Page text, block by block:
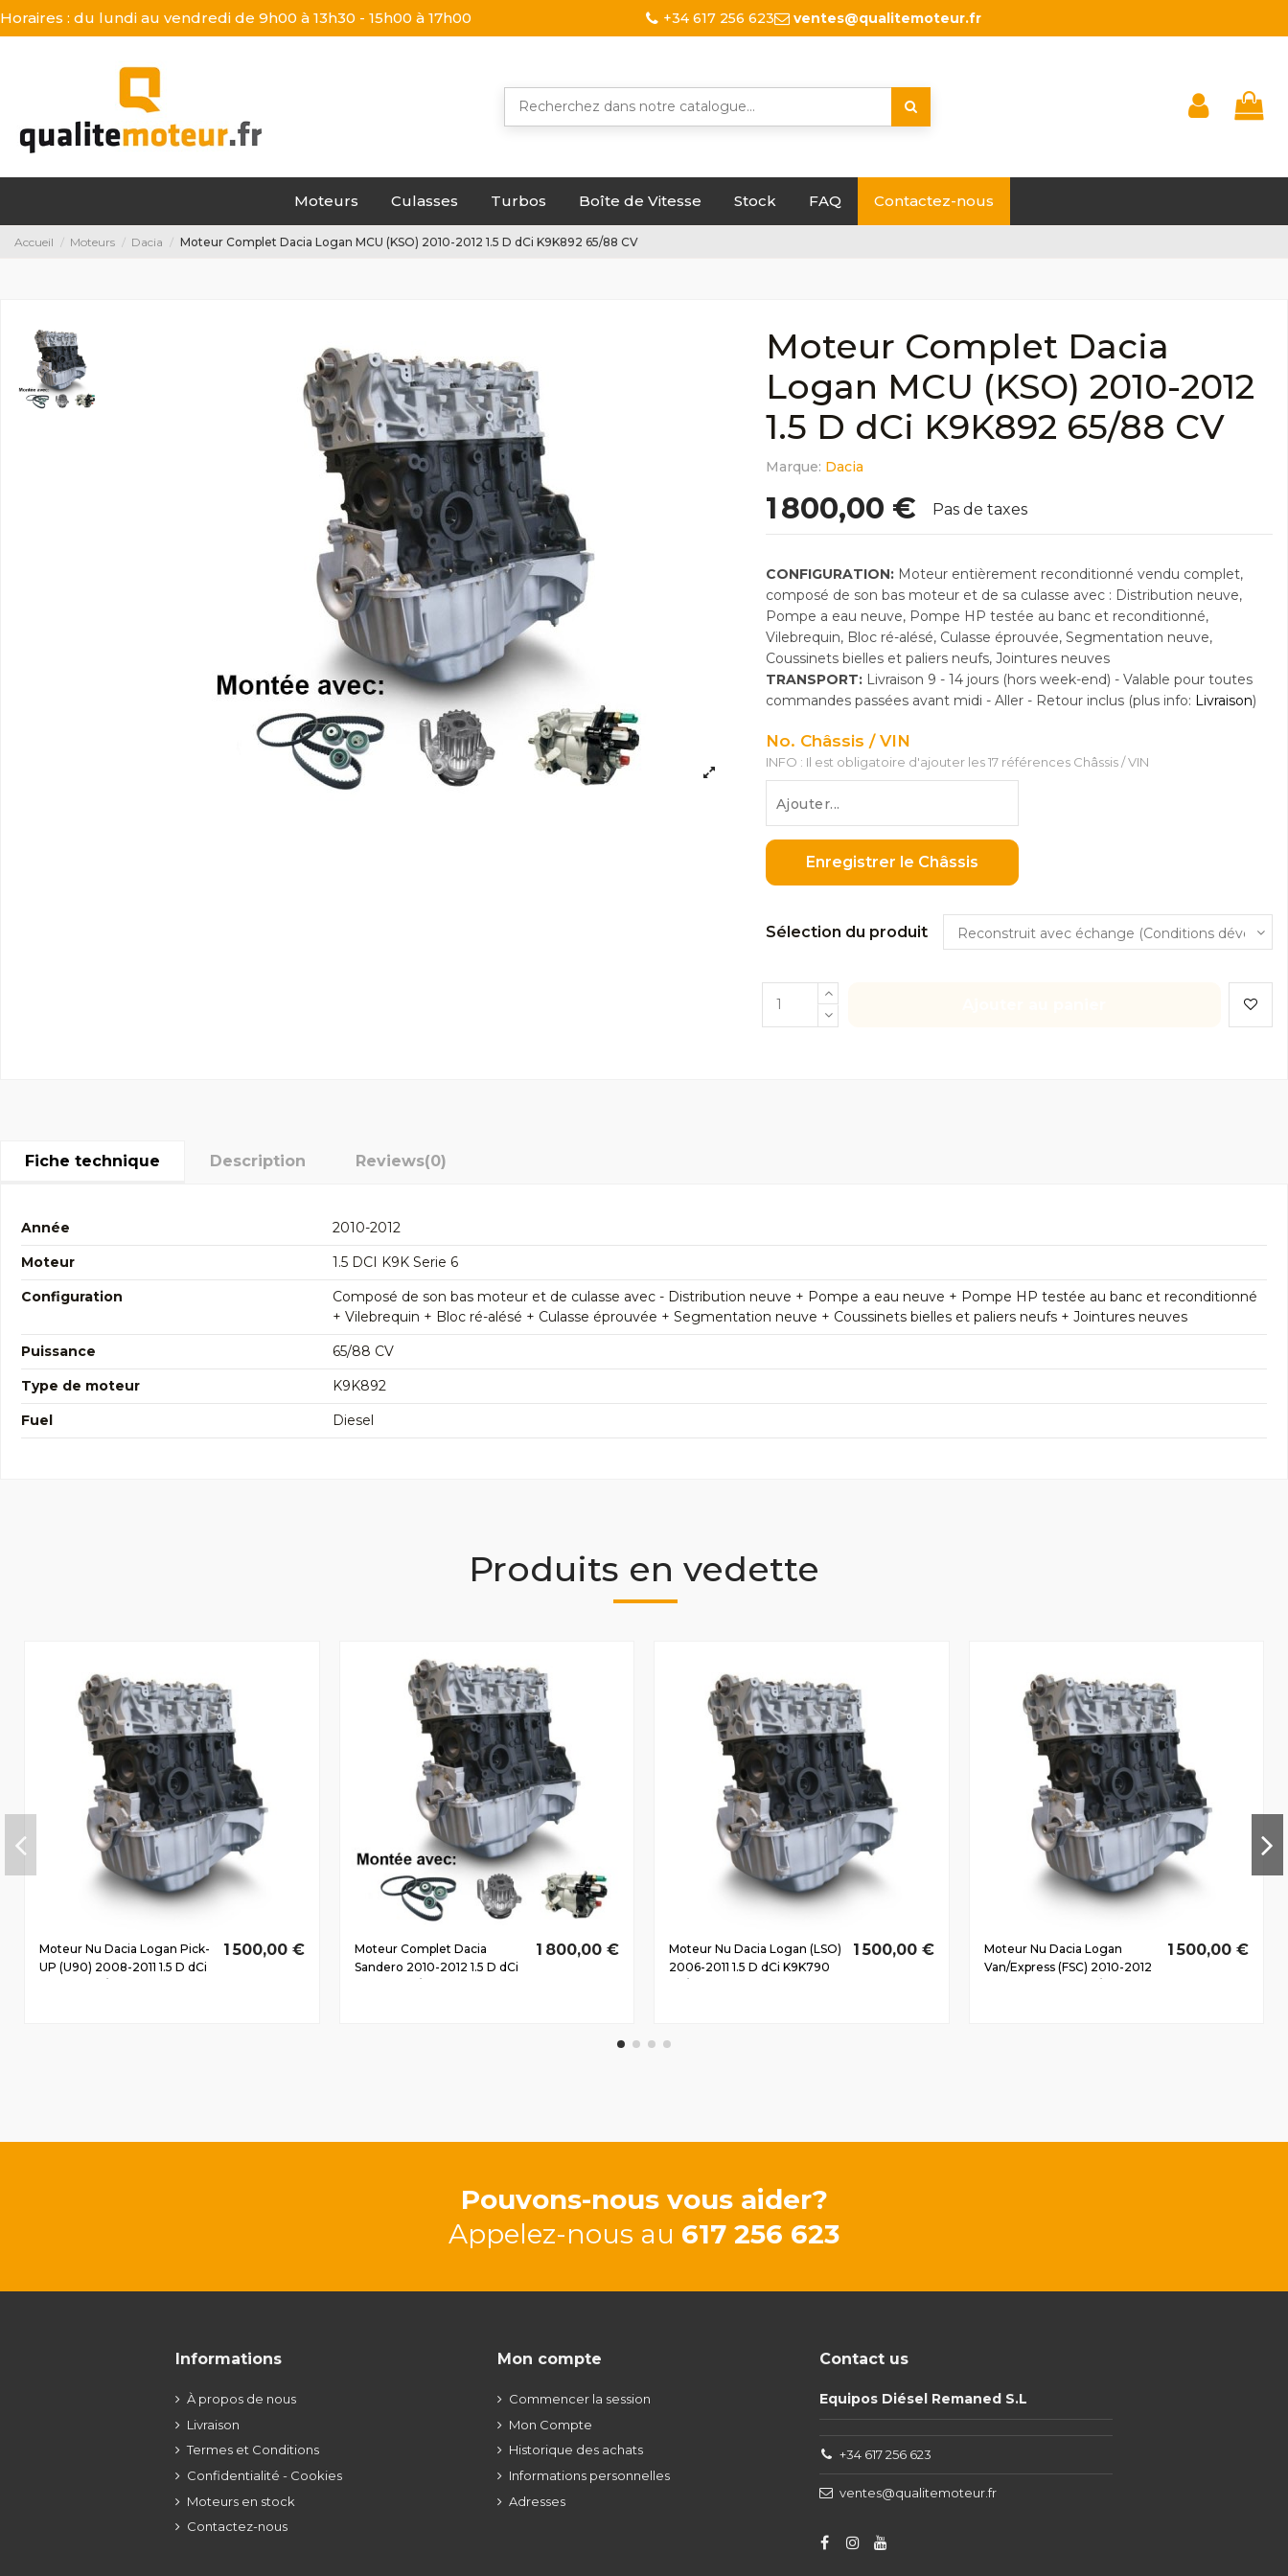
Horaires : du lundi au vendredi de 9h00 à 13h30 - 15h00 à 17h00 +34 617 256 623 ventes@qualitemoteur.fr
Moteurs Culasses Turbos Boîte de Vitesse Stock FAQ Contactez-nous
Accueil Moteurs Dacia Moteur Complet Dacia Logan MCU (KSO) 2010-2012 1.5 D dCi K9K892 65/88 CV
Moteur Complet Dacia
Logan MCU (KSO) 2010-2012
1.5 D dCi K9K892 65/88 CV
Marque: Dacia
1 800,00 € Pas de taxes
CONFIGURATION:Moteur entièrement reconditionné vendu complet,
composé de son bas moteur et de sa culasse avec : Distribution neuve,
Pompe a eau neuve, Pompe HP testée au banc et reconditionné,
Vilebrequin, Bloc ré-alésé, Culasse éprouvée, Segmentation neuve,
Coussinets bielles et paliers neufs, Jointures neuves
TRANSPORT: Livraison 9 - 14 jours (hors week-end) - Valable pour toutes
commandes passées avant midi - Aller - Retour inclus (plus info: Livraison)
No. Châssis / VIN
INFO : Il est obligatoire d'ajouter les 17 références Châssis / VIN
Enregistrer le Châssis
Sélection du produit
Fiche technique Description Reviews(0)
Année
2010-2012
Moteur
1.5 DCI K9K Serie 6
Configuration
Composé de son bas moteur et de culasse avec - Distribution neuve + Pompe a eau neuve + Pompe HP testée au banc et reconditionné
+ Vilebrequin + Bloc ré-alésé + Culasse éprouvée + Segmentation neuve + Coussinets bielles et paliers neufs + Jointures neuves
Puissance
65/88 CV
Type de moteur
K9K892
Fuel
Diesel
Produits en vedette
Moteur Nu Dacia Logan Pick-
UP (U90) 2008-2011 1.5 D dCi
1 500,00 €
Moteur Complet Dacia
Sandero 2010-2012 1.5 D dCi
1 800,00 €
Moteur Nu Dacia Logan (LSO)
2006-2011 1.5 D dCi K9K790
1 500,00 €
Moteur Nu Dacia Logan
Van/Express (FSC) 2010-2012
1 500,00 €
Pouvons-nous vous aider?
Appelez-nous au 617 256 623
Informations
À propos de nous
Livraison
Termes et Conditions
Confidentialité - Cookies
Moteurs en stock
Contactez-nous
Mon compte
Commencer la session
Mon Compte
Historique des achats
Informations personnelles
Adresses
Contact us
Equipos Diésel Remaned S.L
+34 617 256 623
ventes@qualitemoteur.fr